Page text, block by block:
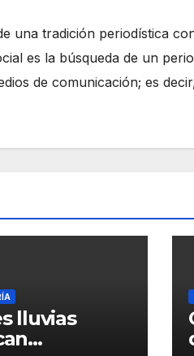
una tradición periodística
es la búsqueda de un
de comunicación; es
lluvias